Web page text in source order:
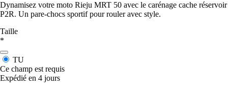
Dynamisez votre moto Rieju MRT 50 avec le carénage cache réservoir
P2R. Un pare-chocs sportif pour rouler avec style.
Taille
*
TU
Ce champ est requis
Expédié en 4 jours